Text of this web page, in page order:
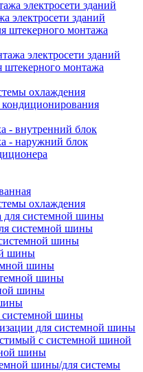
электросети зданий
штекерного монтажа
электросети зданий
штекерного монтажа
охлаждения
кондиционирования
- внутренний блок
- наружний блок
охлаждения
системной шины
шины
шины
шины
шины
шины
системной шины
для системной шины
с системной шиной
шины
шины/для системы